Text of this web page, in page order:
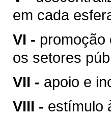
em cada
VI - promoção
os setores
VII - apoio e
VIII - estímulo